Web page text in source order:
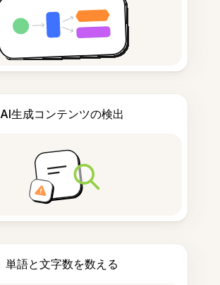
AI生成コンテンツの検出
単語と文字数を数える